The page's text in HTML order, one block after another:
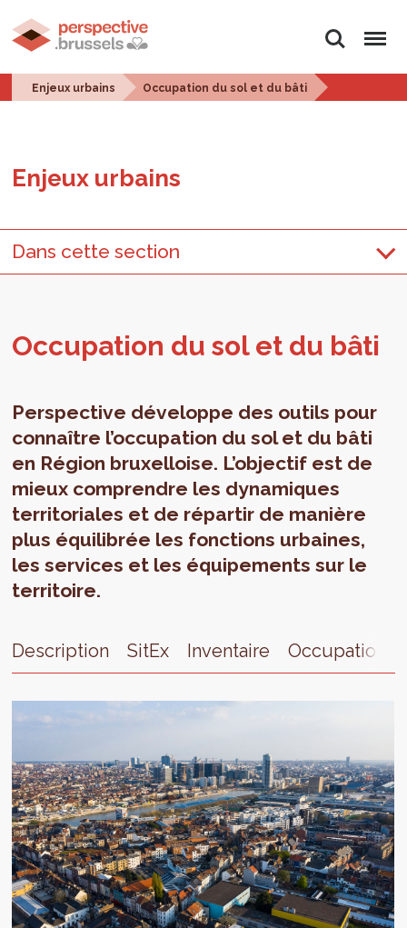
Rechercher
Menu
Enjeux urbains Occupation du sol et du bâti
Enjeux urbains
Dans cette section
Occu­pa­tion du sol et du bâti
Perspective développe des outils pour
connaître l’occupation du sol et du bâti
en Région bruxelloise. L’objectif est de
mieux comprendre les dynamiques
territoriales et de répartir de manière
plus équilibrée les fonctions urbaines,
les services et les équipements sur le
territoire.
Description SitEx Inventaire Occupation